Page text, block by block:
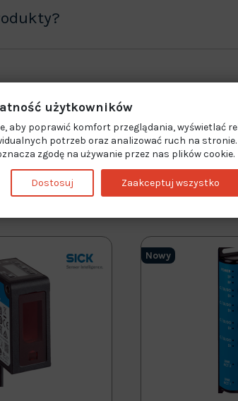
Nowy
użytkowników
aby poprawić komfort przeglądania, wyświetlać
potrzeb oraz analizować ruch na
zgodę na używanie przez nas plików cookie.
Dostosuj Zaakceptuj wszystko